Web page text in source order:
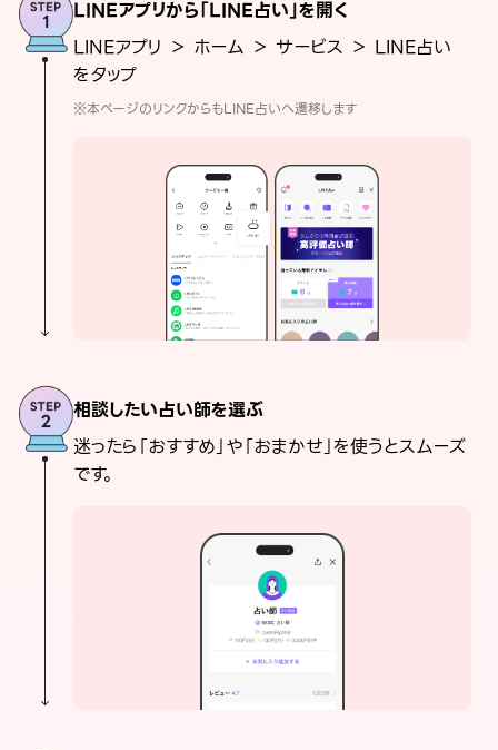
LINEアプリから「LINE占い」を開く
LINEアプリ ＞ ホーム ＞ サービス ＞ LINE占い
をタップ
※本ページのリンクからもLINE占いへ遷移します
相談したい占い師を選ぶ
迷ったら「おすすめ」や「おまかせ」を使うとスムーズ
です。